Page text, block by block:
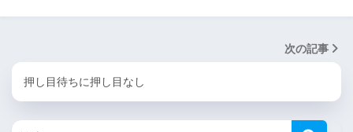
次の記事
押し目待ちに押し目なし